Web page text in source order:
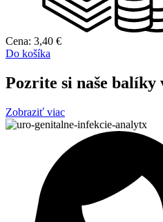
Cena: 3,40 €
Do košíka
Pozrite si naše balíky
Zobraziť viac